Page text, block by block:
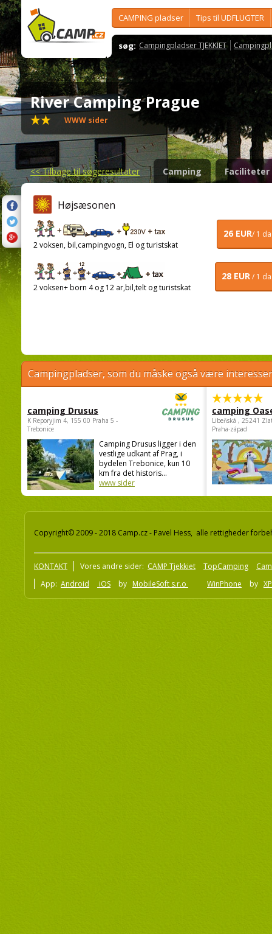
CAMPING pladser Tips til UDFLUGTER
søg: Campingpladser TJEKKIET
River Camping Prague
WWW sider
<<Tilbage til søgeresultater Camping Faciliteter
Højsæsonen
26 EUR/ 1
2 voksen, bil,campingvogn, El og turistskat
28 EUR/ 1
2 voksen+ born 4 og 12 ar,bil,telt og turistskat
Campingpladser, som du måske også være
camping Drusus
K Reporyjim 4, 155 00 Praha 5 -
Trebonice
Camping Drusus ligger i den
vestlige udkant af Prag, i
bydelen Trebonice, kun 10
km fra det historis...
www sider
camping
Libeňská , 25241
Praha-západ
Copyright© 2009 - 2018 Camp.cz - Pavel Hess, alle rettigheder
KONTAKT Vores andre sider: CAMP Tjekkiet TopCamping
App: Android iOS by MobileSoft s.r.o WinPhone by